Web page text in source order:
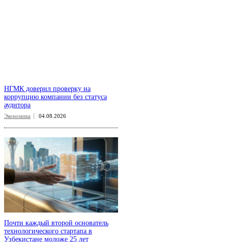
НГМК доверил проверку на
коррупцию компании без статуса
аудитора
Экономика 04.08.2026
Почти каждый второй основатель
технологического стартапа в
Узбекистане моложе 25 лет